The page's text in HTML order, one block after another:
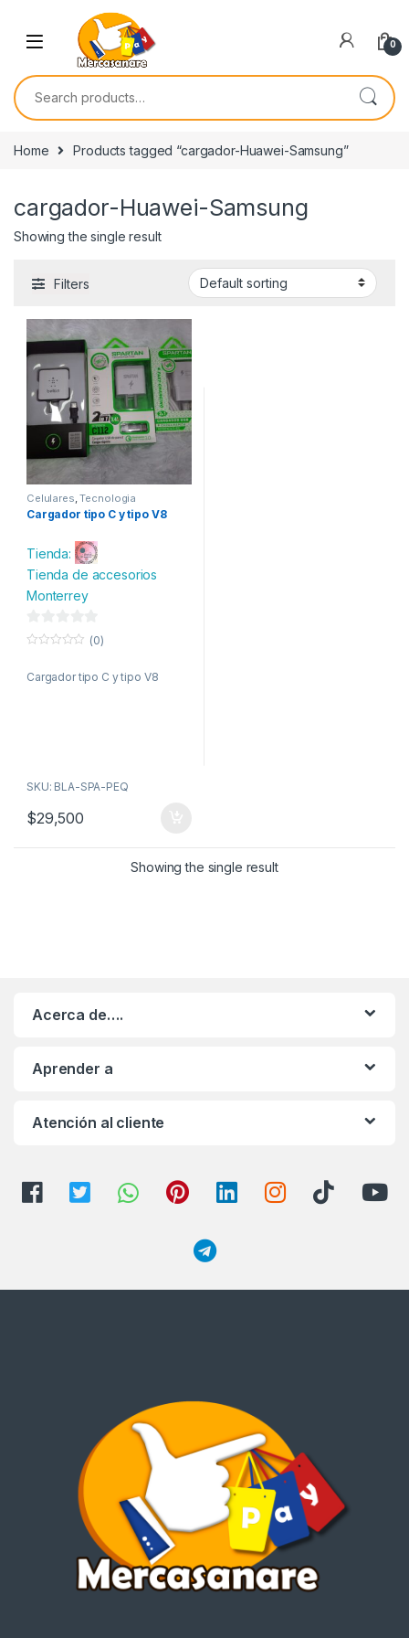
Skip to navigation
0
Search for:
Home Products tagged “cargador-Huawei-Samsung”
cargador-Huawei-Samsung
Showing the single result
Filters
Celulares ,Tecnologia
Cargador tipo C y tipo V8
Tienda:
Tienda de accesorios
Monterrey
0
e
u
(0)
Cargador tipo C y tipo V8
SKU: BLA-SPA-PEQ
$29,500
Showing the single result
Acerca de….
Aprender a
Atención al cliente